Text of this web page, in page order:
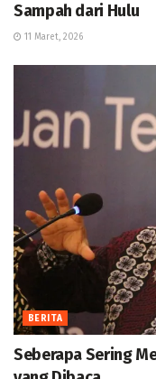
Sampah dari Hulu
11 Maret, 2026
BERITA
Seberapa Sering